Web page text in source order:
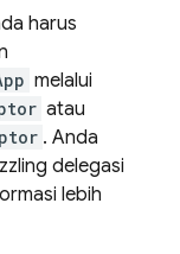
harus
melalui
atau
. Anda
delegasi
lebih